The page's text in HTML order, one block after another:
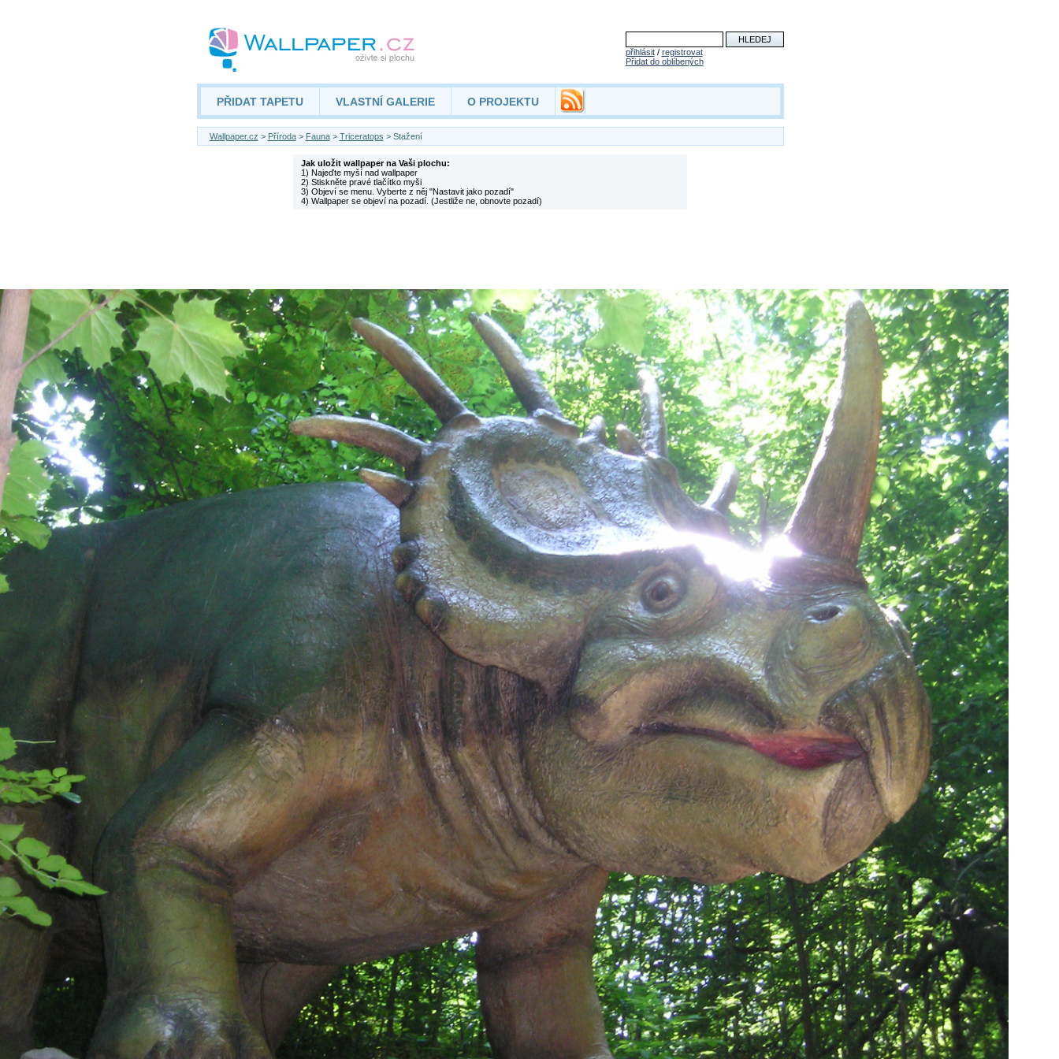
přihlásit/ registrovat
Přidat do oblíbených
PŘIDAT TAPETU VLASTNÍ GALERIE O PROJEKTU
Wallpaper.cz > Příroda> Fauna> Triceratops > Stažení
Jak uložit wallpaper na Vaši plochu:
1) Najeďte myší nad wallpaper
2) Stiskněte pravé tlačítko myši
3) Objeví se menu. Vyberte z něj "Nastavit jako pozadí"
4) Wallpaper se objeví na pozadí. (Jestliže ne, obnovte pozadí)